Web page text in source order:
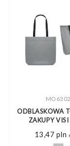
MO6302
ODBLASKOWA
ZAKUPY
13,47 pln